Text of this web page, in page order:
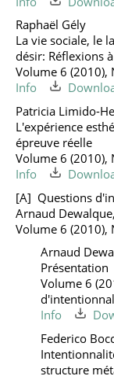
Raphaël Gély
La vie sociale, le
désir: Réflexions
Volume 6 (2010),
Info
Patricia Limido-
L'expérience
épreuve réelle
Volume 6 (2010),
Info
Questions
Arnaud
Volume 6 (2010),
Arnaud
Présentation
Volume 6
Info
Federico
structure